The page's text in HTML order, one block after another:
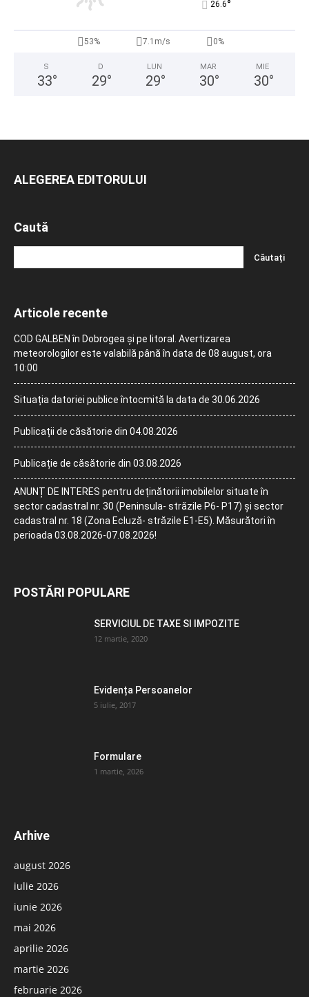
26.6°
53% 7.1m/s 0%
S
33°
D
29°
LUN
29°
MAR
30°
MIE
30°
ALEGEREA EDITORULUI
Caută
Articole recente
COD GALBEN în Dobrogea și pe litoral. Avertizarea
meteorologilor este valabilă până în data de 08 august, ora
10:00
Situația datoriei publice întocmită la data de 30.06.2026
Publicații de căsătorie din 04.08.2026
Publicație de căsătorie din 03.08.2026
ANUNȚ DE INTERES pentru deținătorii imobilelor situate în
sector cadastral nr. 30 (Peninsula- străzile P6- P17) și sector
cadastral nr. 18 (Zona Ecluză- străzile E1-E5). Măsurători în
perioada 03.08.2026-07.08.2026!
POSTĂRI POPULARE
SERVICIUL DE TAXE SI IMPOZITE
12 martie, 2020
Evidența Persoanelor
5 iulie, 2017
Formulare
1 martie, 2026
Arhive
august 2026
iulie 2026
iunie 2026
mai 2026
aprilie 2026
martie 2026
februarie 2026